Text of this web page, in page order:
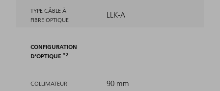
TYPE CÂBLE À
FIBRE OPTIQUE
LLK-A
CONFIGURATION
D'OPTIQUE
2
COLLIMATEUR 90 mm